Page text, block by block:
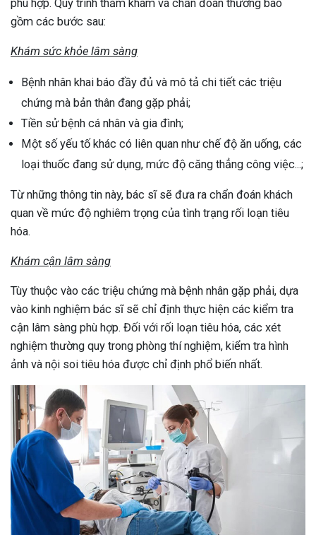
phù hợp. Quy trình thăm khám và chẩn đoán thường bao
gồm các bước sau:
Khám sức khỏe lâm sàng
Bệnh nhân khai báo đầy đủ và mô tả chi tiết các triệu
chứng mà bản thân đang gặp phải;
Tiền sử bệnh cá nhân và gia đình;
Một số yếu tố khác có liên quan như chế độ ăn uống, các
loại thuốc đang sử dụng, mức độ căng thẳng công việc...;
Từ những thông tin này, bác sĩ sẽ đưa ra chẩn đoán khách
quan về mức độ nghiêm trọng của tình trạng rối loạn tiêu
hóa.
Khám cận lâm sàng
Tùy thuộc vào các triệu chứng mà bệnh nhân gặp phải, dựa
vào kinh nghiệm bác sĩ sẽ chỉ định thực hiện các kiểm tra
cận lâm sàng phù hợp. Đối với rối loạn tiêu hóa, các xét
nghiệm thường quy trong phòng thí nghiệm, kiểm tra hình
ảnh và nội soi tiêu hóa được chỉ định phổ biến nhất.